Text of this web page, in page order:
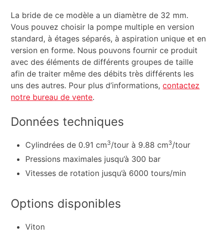
La bride de ce modèle a un diamètre de 32 mm.
Vous pouvez choisir la pompe multiple en version
standard, à étages séparés, à aspiration unique et en
version en forme. Nous pouvons fournir ce produit
avec des éléments de différents groupes de taille
afin de traiter même des débits très différents les
uns des autres. Pour plus d’informations,contactez
notre bureau de vente.
Données techniques
Cylindrées de 0.91 cm3/tour à 9.88 cm3/tour
Pressions maximales jusqu’à 300 bar
Vitesses de rotation jusqu’à 6000 tours/min
Options disponibles
Viton